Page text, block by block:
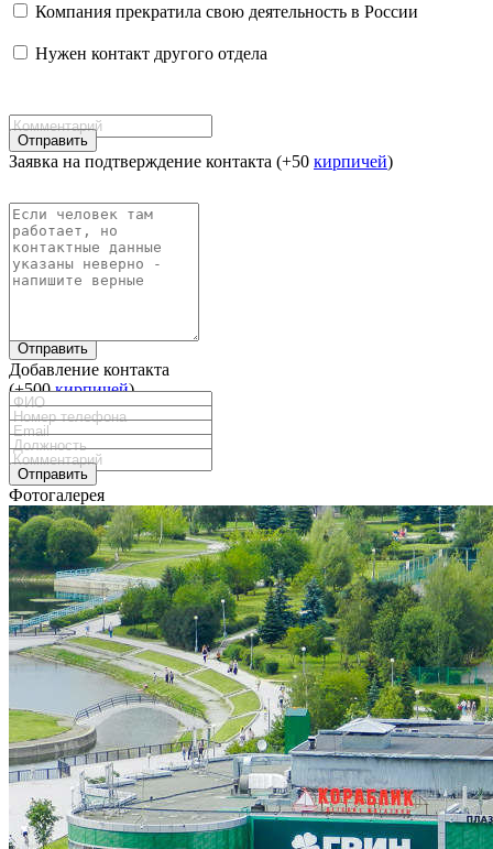
Компания прекратила свою деятельность в России
Нужен контакт другого отдела
Отправить
Заявка на подтверждение контакта (+50 кирпичей)
Отправить
Добавление контакта
(+500кирпичей)
Отправить
Фотогалерея